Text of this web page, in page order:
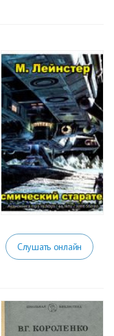
Слушать онлайн